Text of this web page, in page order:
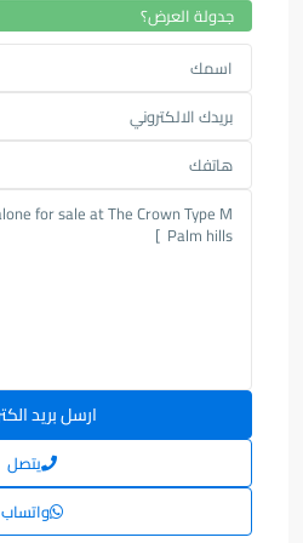
جدولة العرض؟
يتصل
واتساب